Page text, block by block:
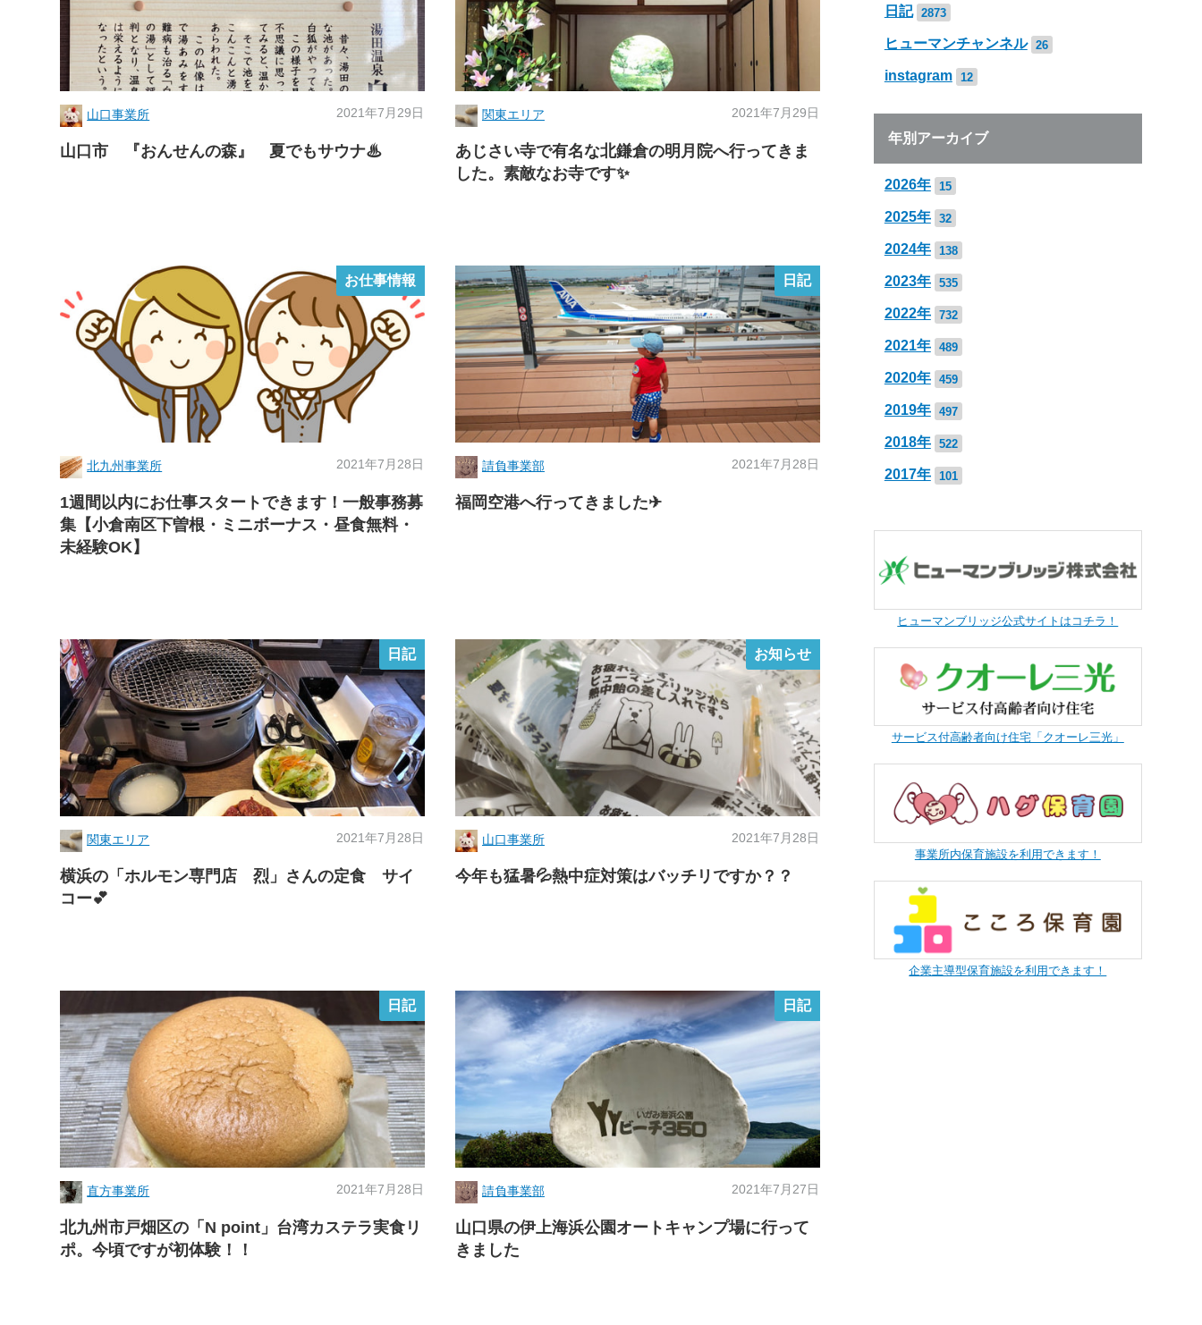
山口事業所 2021年7月29日
山口市 『おんせんの森』 夏でもサウナ♨
関東エリア 2021年7月29日
あじさい寺で有名な北鎌倉の明月院へ行ってきま
した。素敵なお寺です✨
お仕事情報
北九州事業所 2021年7月28日
1週間以内にお仕事スタートできます！一般事務募
集【小倉南区下曽根・ミニボーナス・昼食無料・
未経験OK】
日記
請負事業部 2021年7月28日
福岡空港へ行ってきました✈
日記
関東エリア 2021年7月28日
横浜の「ホルモン専門店 烈」さんの定食 サイ
コー💕
お知らせ
山口事業所 2021年7月28日
今年も猛暑💦熱中症対策はバッチリですか？？
日記
直方事業所 2021年7月28日
北九州市戸畑区の「N point」台湾カステラ実食リ
ポ。今頃ですが初体験！！
日記
請負事業部 2021年7月27日
山口県の伊上海浜公園オートキャンプ場に行って
きました
日記 2873
ヒューマンチャンネル 26
instagram 12
年別アーカイブ
2026年 15
2025年 32
2024年 138
2023年 535
2022年 732
2021年 489
2020年 459
2019年 497
2018年 522
2017年 101
ヒューマンブリッジ公式サイトはコチラ！
サービス付高齢者向け住宅「クオーレ三光」
事業所内保育施設を利用できます！
企業主導型保育施設を利用できます！